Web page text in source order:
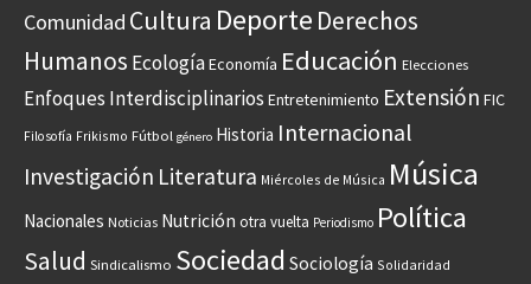
Comunidad Cultura Deporte Derechos
Humanos EcologíaEconomía Educación Elecciones
Enfoques Interdisciplinarios Entretenimiento Extensión FIC
Filosofía Frikismo Fútbol género Historia Internacional
Investigación Literatura Miércoles de Música Música
Nacionales Noticias Nutrición otra vuelta Periodismo Política
Salud Sindicalismo Sociedad Sociología Solidaridad